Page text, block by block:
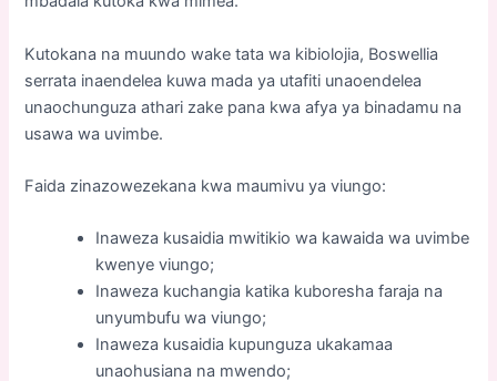
Kutokana na muundo wake tata wa kibiolojia, Boswellia
serrata inaendelea kuwa mada ya utafiti unaoendelea
unaochunguza athari zake pana kwa afya ya binadamu na
usawa wa uvimbe.
Faida zinazowezekana kwa maumivu ya viungo:
Inaweza kusaidia mwitikio wa kawaida wa uvimbe
kwenye viungo;
Inaweza kuchangia katika kuboresha faraja na
unyumbufu wa viungo;
Inaweza kusaidia kupunguza ukakamaa
unaohusiana na mwendo;